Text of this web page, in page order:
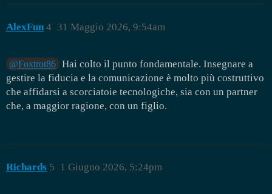
AlexFun 31 Maggio 2026, 9:54am
4
@Foxtrot86 Hai colto il punto fondamentale. Insegnare a
gestire la fiducia e la comunicazione è molto più costruttivo
che affidarsi a scorciatoie tecnologiche, sia con un partner
che, a maggior ragione, con un figlio.
Richards 1 Giugno 2026, 5:24pm
5